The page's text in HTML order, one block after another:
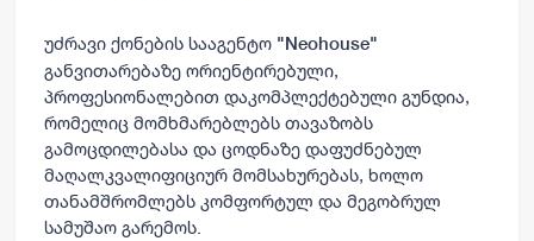
უძრავი ქონების სააგენტო "Neohouse"
განვითარებაზე ორიენტირებული,
პროფესიონალებით დაკომპლექტებული გუნდია,
რომელიც მომხმარებლებს თავაზობს
გამოცდილებასა და ცოდნაზე დაფუძნებულ
მაღალკვალიფიციურ მომსახურებას, ხოლო
თანამშრომლებს კომფორტულ და მეგობრულ
სამუშაო გარემოს.